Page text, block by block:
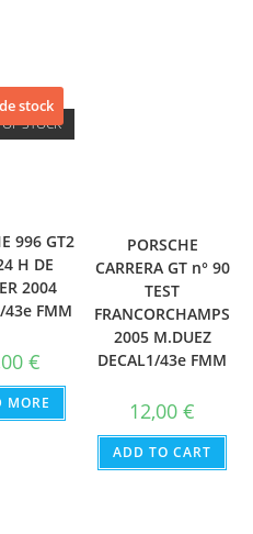
stock
STOCK
996 GT2
H DE
2004
43e FMM
€
MORE
PORSCHE
CARRERA GT n° 90
TEST
FRANCORCHAMPS
2005 M.DUEZ
DECAL1/43e FMM
12,00€
ADD TO CART